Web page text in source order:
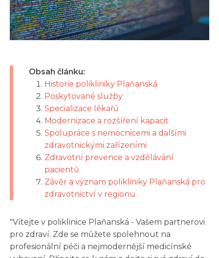
Obsah článku:
Historie polikliniky Plaňanská
Poskytované služby
Specializace lékařů
Modernizace a rozšíření kapacit
Spolupráce s nemocnicemi a dalšími
zdravotnickými zařízeními
Zdravotní prevence a vzdělávání
pacientů
Závěr a význam polikliniky Plaňanská pro
zdravotnictví v regionu.
"Vítejte v poliklinice Plaňanská - Vašem partnerovi
pro zdraví. Zde se můžete spolehnout na
profesionální péči a nejmodernější medicínské